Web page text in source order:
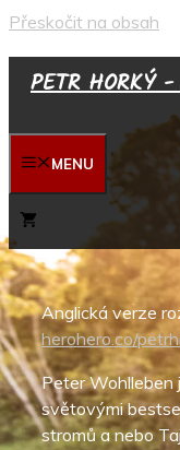
Přeskočit na obsah
PETR HORKÝ
MENU
Anglická verze
herohero.co/
Peter Wohlleben
světovými
stromů a nebo